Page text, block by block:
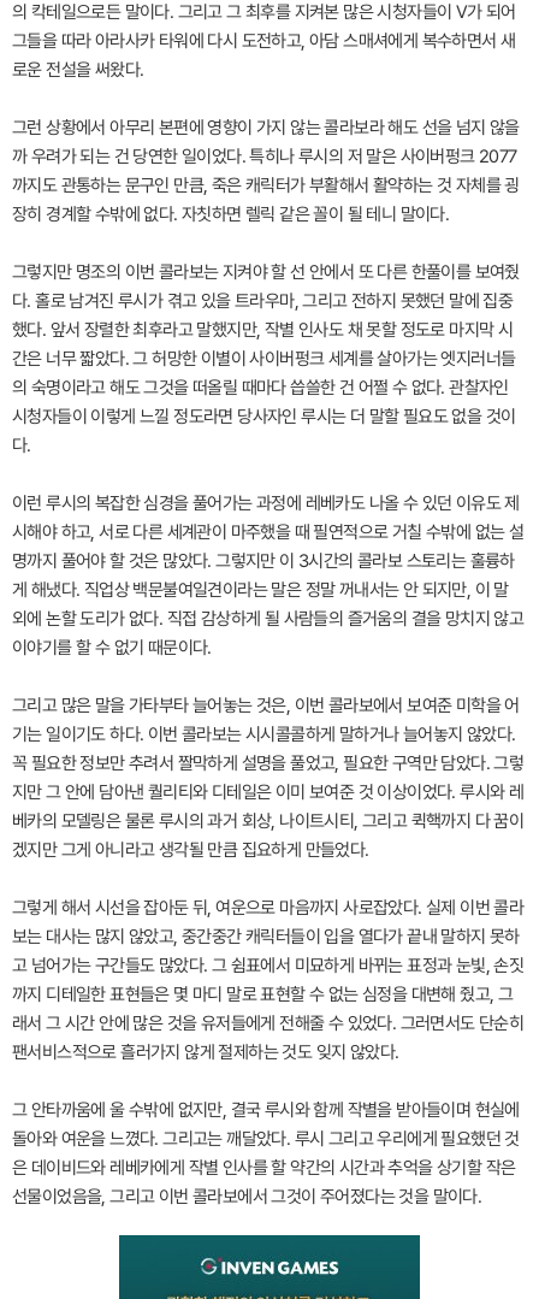
의 칵테일으로든 말이다. 그리고 그 최후를 지켜본 많은 시청자들이 V가 되어
그들을 따라 아라사카 타워에 다시 도전하고, 아담 스매셔에게 복수하면서 새
로운 전설을 써왔다.
그런 상황에서 아무리 본편에 영향이 가지 않는 콜라보라 해도 선을 넘지 않을
까 우려가 되는 건 당연한 일이었다. 특히나 루시의 저 말은 사이버펑크 2077
까지도 관통하는 문구인 만큼, 죽은 캐릭터가 부활해서 활약하는 것 자체를 굉
장히 경계할 수밖에 없다. 자칫하면 렐릭 같은 꼴이 될 테니 말이다.
그렇지만 명조의 이번 콜라보는 지켜야 할 선 안에서 또 다른 한풀이를 보여줬
다. 홀로 남겨진 루시가 겪고 있을 트라우마, 그리고 전하지 못했던 말에 집중
했다. 앞서 장렬한 최후라고 말했지만, 작별 인사도 채 못할 정도로 마지막 시
간은 너무 짧았다. 그 허망한 이별이 사이버펑크 세계를 살아가는 엣지러너들
의 숙명이라고 해도 그것을 떠올릴 때마다 씁쓸한 건 어쩔 수 없다. 관찰자인
시청자들이 이렇게 느낄 정도라면 당사자인 루시는 더 말할 필요도 없을 것이
다.
이런 루시의 복잡한 심경을 풀어가는 과정에 레베카도 나올 수 있던 이유도 제
시해야 하고, 서로 다른 세계관이 마주했을 때 필연적으로 거칠 수밖에 없는 설
명까지 풀어야 할 것은 많았다. 그렇지만 이 3시간의 콜라보 스토리는 훌륭하
게 해냈다. 직업상 백문불여일견이라는 말은 정말 꺼내서는 안 되지만, 이 말
외에 논할 도리가 없다. 직접 감상하게 될 사람들의 즐거움의 결을 망치지 않고
이야기를 할 수 없기 때문이다.
그리고 많은 말을 가타부타 늘어놓는 것은, 이번 콜라보에서 보여준 미학을 어
기는 일이기도 하다. 이번 콜라보는 시시콜콜하게 말하거나 늘어놓지 않았다.
꼭 필요한 정보만 추려서 짤막하게 설명을 풀었고, 필요한 구역만 담았다. 그렇
지만 그 안에 담아낸 퀄리티와 디테일은 이미 보여준 것 이상이었다. 루시와 레
베카의 모델링은 물론 루시의 과거 회상, 나이트시티, 그리고 퀵핵까지 다 꿈이
겠지만 그게 아니라고 생각될 만큼 집요하게 만들었다.
그렇게 해서 시선을 잡아둔 뒤, 여운으로 마음까지 사로잡았다. 실제 이번 콜라
보는 대사는 많지 않았고, 중간중간 캐릭터들이 입을 열다가 끝내 말하지 못하
고 넘어가는 구간들도 많았다. 그 쉼표에서 미묘하게 바뀌는 표정과 눈빛, 손짓
까지 디테일한 표현들은 몇 마디 말로 표현할 수 없는 심정을 대변해 줬고, 그
래서 그 시간 안에 많은 것을 유저들에게 전해줄 수 있었다. 그러면서도 단순히
팬서비스적으로 흘러가지 않게 절제하는 것도 잊지 않았다.
그 안타까움에 울 수밖에 없지만, 결국 루시와 함께 작별을 받아들이며 현실에
돌아와 여운을 느꼈다. 그리고는 깨달았다. 루시 그리고 우리에게 필요했던 것
은 데이비드와 레베카에게 작별 인사를 할 약간의 시간과 추억을 상기할 작은
선물이었음을, 그리고 이번 콜라보에서 그것이 주어졌다는 것을 말이다.